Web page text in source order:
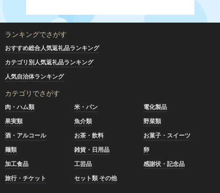
ランキングでさがす
おすすめ総合人気返礼品ランキング
カテゴリ別人気返礼品ランキング
人気自治体ランキング
カテゴリでさがす
肉・ハム類 米・パン
電化製品
果実類
魚介類
野菜類
酒・アルコール
お茶・飲料
お菓子・スイーツ
麺類
雑貨・日用品
卵
加工食品
工芸品
感謝状・記念品
旅行・チケット
セット類 その他